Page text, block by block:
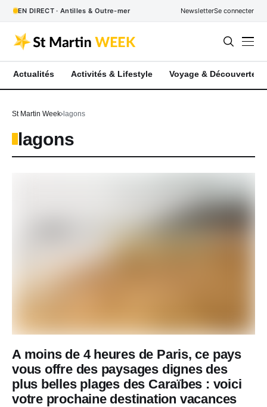
EN DIRECT · Antilles & Outre-mer NewsletterSe connecter
Actualités Activités & Lifestyle Voyage & Découverte
St Martin Week lagons
lagons
A moins de 4 heures de Paris, ce pays
vous offre des paysages dignes des
plus belles plages des Caraïbes : voici
votre prochaine destination vacances